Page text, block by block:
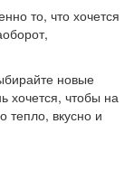
то, что хочется
новые
хочется, чтобы на
вкусно и